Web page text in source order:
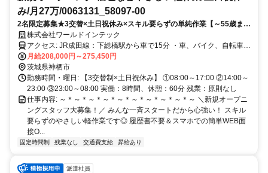
み/月27万/0063131_58097-00
2名限定募集★3交替×土日祝休み×スキル要らずの単純作業【～55歳まで
の男女活躍中！】日払い・週払い利用OK！
株式会社ワールドインテック
アクセス: JR成田線：下総橋駅から車で15分 ・車、バイク、自転車通
勤OK ・交通費規定内支給
月給208,000円～275,450円
茨城県神栖市
勤務時間・曜日: 【3交替制×土日祝休み】 ①08:00～17:00 ②14:00～
23:00 ③23:00～08:00 実働：8時間、休憩：60分 残業：原則なし
仕事内容: ～＊～＊～＊～＊～＊～＊～＊～＊～＊～ ＼新規オープニ
ングスタッフ大募集！／ みんな一斉スタートだから心強い！ スキル
要らずのやさしい軽作業です◎ 履歴書不要＆スマホでの簡単WEB面
接O...
固定時間制 残業なし 交通費支給 昇給あり
派遣社員